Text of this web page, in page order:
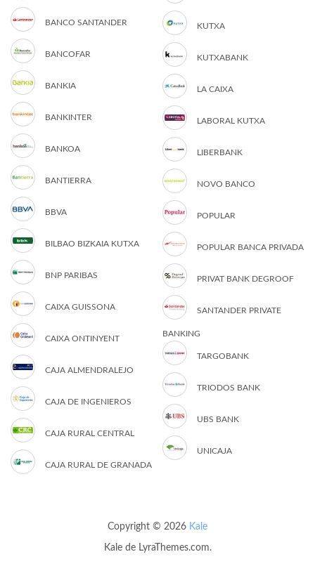
BANCO SANTANDER
BANCOFAR
BANKIA
BANKINTER
BANKOA
BANTIERRA
BBVA
BILBAO BIZKAIA KUTXA
BNP PARIBAS
CAIXA GUISSONA
CAIXA ONTINYENT
CAJA ALMENDRALEJO
CAJA DE INGENIEROS
CAJA RURAL CENTRAL
CAJA RURAL DE GRANADA
KUTXA
KUTXABANK
LA CAIXA
LABORAL KUTXA
LIBERBANK
NOVO BANCO
POPULAR
POPULAR BANCA PRIVADA
PRIVAT BANK DEGROOF
SANTANDER PRIVATE
BANKING
TARGOBANK
TRIODOS BANK
UBS BANK
UNICAJA
Copyright © 2026 Kale
Kalede LyraThemes.com.